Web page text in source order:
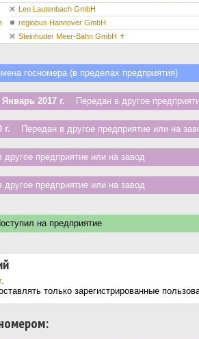
Leo Lautenbach GmbH
regiobus Hannover GmbH
Steinhuder Meer-Bahn GmbH ✝
госномера (в пределах предприятия)
2017 г. Передан в другое
г. Передан в другое предприятие или на
предприятие или на завод
предприятие или на завод
на предприятие
.
только зарегистрированные